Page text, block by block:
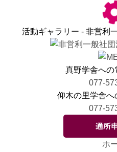
活動ギャラリー - 非営利
真野学舎への
077-
仰木の里学舎へ
077-
ホ